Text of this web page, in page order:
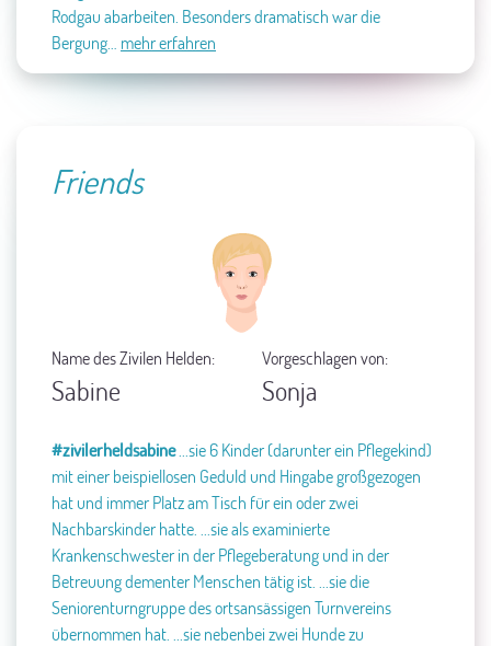
Rodgau abarbeiten. Besonders dramatisch war die
Bergung…
mehr erfahren
Friends
Name des Zivilen Helden:
Sabine
Vorgeschlagen von:
Sonja
#zivilerheldsabine...sie 6 Kinder (darunter ein Pflegekind)
mit einer beispiellosen Geduld und Hingabe großgezogen
hat und immer Platz am Tisch für ein oder zwei
Nachbarskinder hatte....sie als examinierte
Krankenschwester in der Pflegeberatung und in der
Betreuung dementer Menschen tätig ist....sie die
Seniorenturngruppe des ortsansässigen Turnvereins
übernommen hat....sie nebenbei zwei Hunde zu